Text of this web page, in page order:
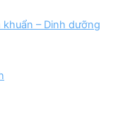
– Dinh dưỡng